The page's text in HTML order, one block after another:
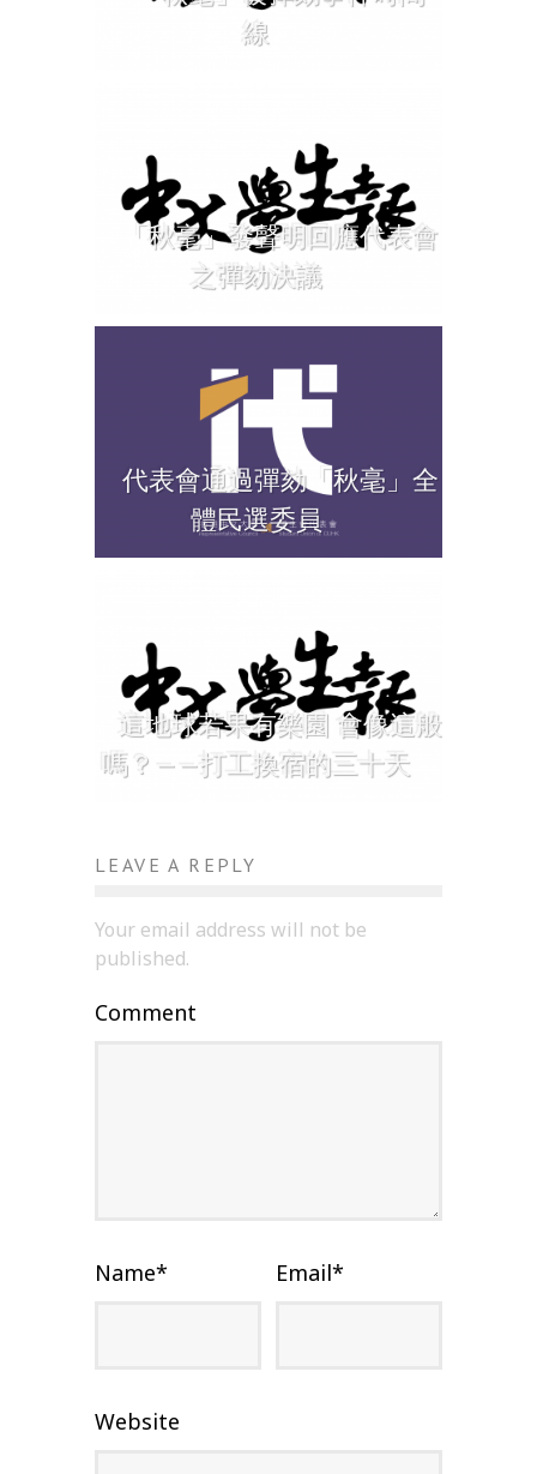
線
「秋毫」發聲明回應代表會
之彈劾決議
代表會通過彈劾「秋毫」全
體民選委員
這地球若果有樂園 會像這般
嗎？——打工換宿的三十天
LEAVE A REPLY
Your email address will not be
published.
Comment
Name* Email*
Website